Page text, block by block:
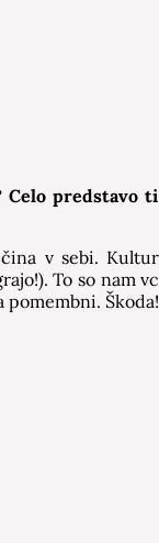
predstavo
v sebi.
To so nam